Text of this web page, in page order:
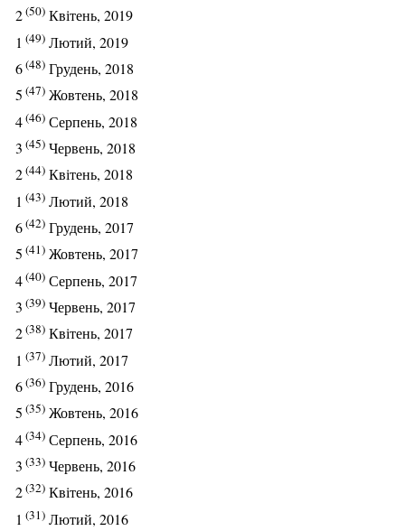
2(50) Квітень, 2019
1 (49) Лютий, 2019
6(48) Грудень, 2018
5 (47) Жовтень, 2018
4(46) Серпень, 2018
3 (45) Червень, 2018
2(44) Квітень, 2018
1 (43) Лютий, 2018
6(42) Грудень, 2017
5 (41) Жовтень, 2017
4(40) Серпень, 2017
3 (39) Червень, 2017
2(38) Квітень, 2017
1 (37) Лютий, 2017
6(36) Грудень, 2016
5 (35) Жовтень, 2016
4(34) Серпень, 2016
3 (33) Червень, 2016
2(32) Квітень, 2016
1 (31) Лютий, 2016